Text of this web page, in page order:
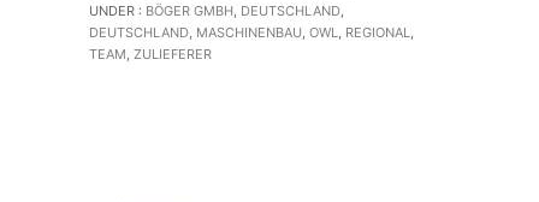
UNDER : BÖGER GMBH, DEUTSCHLAND,
DEUTSCHLAND, MASCHINENBAU, OWL, REGIONAL,
TEAM, ZULIEFERER